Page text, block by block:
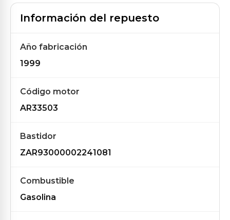
Información del repuesto
Año fabricación
1999
Código motor
AR33503
Bastidor
ZAR93000002241081
Combustible
Gasolina